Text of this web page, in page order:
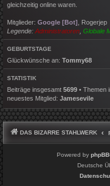
gleichzeitig online waren.
Mitglieder: Google [Bot]
Rogerjep
Legende: Administratoren Globale
GEBURTSTAGE
Glückwünsche an: Tommy68
STATISTIK
Beiträge insgesamt 5699 • Themen
neuestes Mitglied: Jamesevile
DAS BIZARRE STAHLWERK
Powered by phpBB
Deutsche